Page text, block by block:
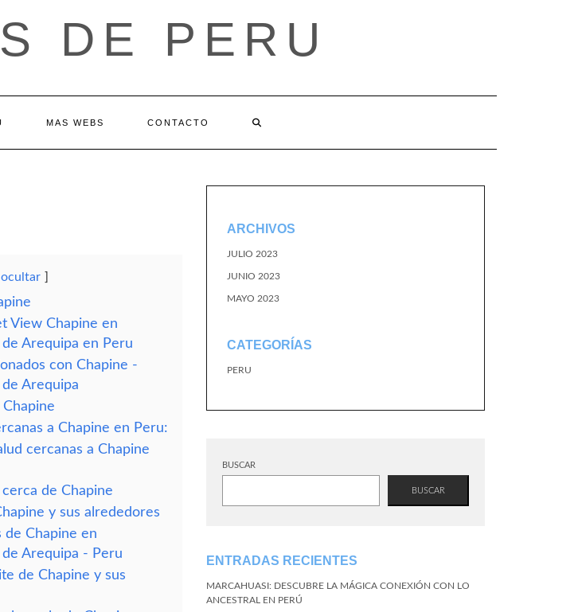
DE PERU
MAS WEBS CONTACTO
ocultar
View Chapine en
Arequipa en Peru
con Chapine -
Arequipa
a Chapine en Peru:
cercanas a Chapine
de Chapine
y sus alrededores
de Chapine en
Arequipa - Peru
de Chapine y sus
ARCHIVOS
JULIO 2023
JUNIO 2023
MAYO 2023
CATEGORÍAS
PERU
BUSCAR
BUSCAR
ENTRADAS RECIENTES
MARCAHUASI: DESCUBRE LA MÁGICA CONEXIÓN CON LO
ANCESTRAL EN PERÚ